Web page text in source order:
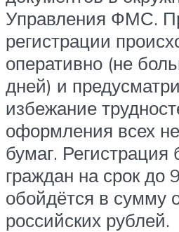
Управления ФМС.
регистрации
оперативно (не
дней) и
избежание
оформления всех
бумаг. Регистрация
граждан на срок до
обойдётся в сумму
российских рублей.